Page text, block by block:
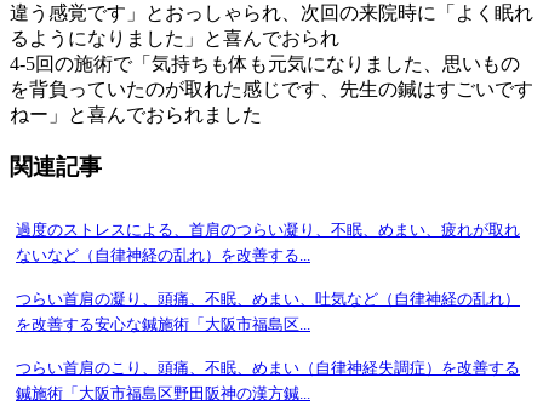
違う感覚です」とおっしゃられ、次回の来院時に「よく眠れ
るようになりました」と喜んでおられ
4-5回の施術で「気持ちも体も元気になりました、思いもの
を背負っていたのが取れた感じです、先生の鍼はすごいです
ねー」と喜んでおられました
関連記事
過度のストレスによる、首肩のつらい凝り、不眠、めまい、疲れが取れ
ないなど（自律神経の乱れ）を改善する...
つらい首肩の凝り、頭痛、不眠、めまい、吐気など（自律神経の乱れ）
を改善する安心な鍼施術「大阪市福島区...
つらい首肩のこり、頭痛、不眠、めまい（自律神経失調症）を改善する
鍼施術「大阪市福島区野田阪神の漢方鍼...